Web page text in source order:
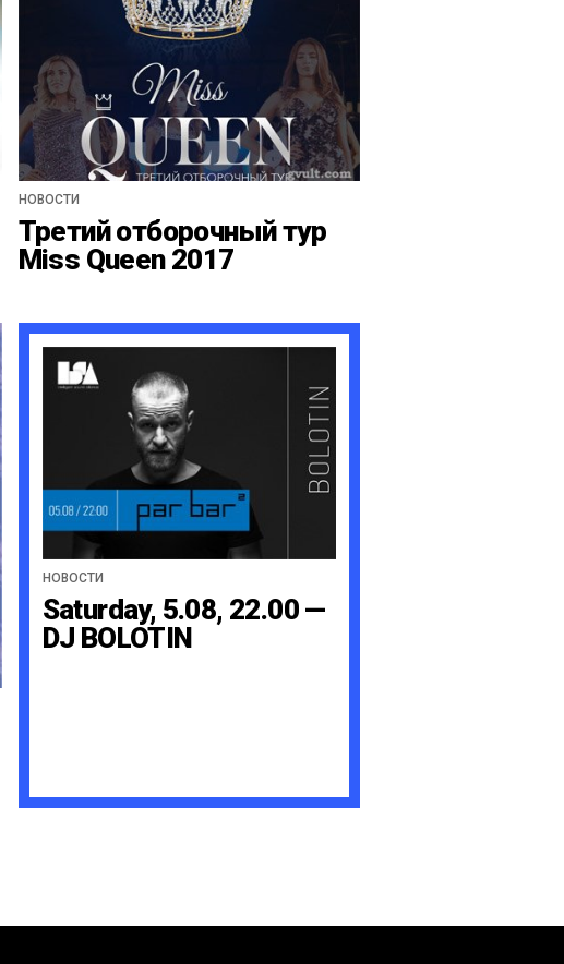
НОВОСТИ
Третий отборочный тур
Miss Queen 2017
НОВОСТИ
Saturday, 5.08, 22.00 —
DJ BOLOTIN